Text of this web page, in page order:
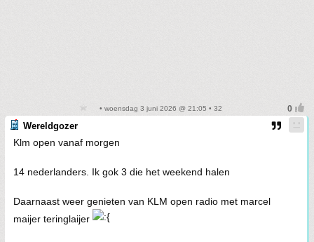
• woensdag 3 juni 2026 @ 21:05 • 32
Wereldgozer
Klm open vanaf morgen
14 nederlanders. Ik gok 3 die het weekend halen
Daarnaast weer genieten van KLM open radio met marcel
maijer teringlaijer